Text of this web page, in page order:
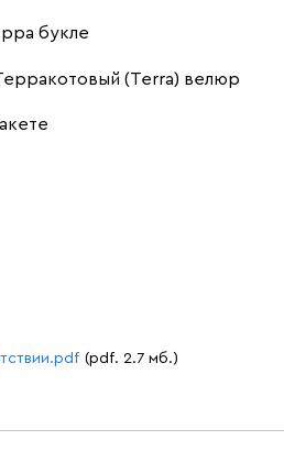
букле
(Terra) велюр
(pdf. 2.7 мб.)